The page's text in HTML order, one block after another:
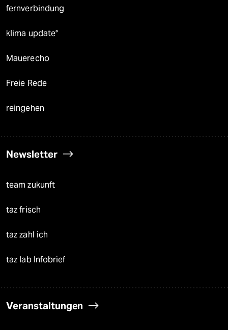
fernverbindung
klima update°
Mauerecho
Freie Rede
reingehen
Newsletter
team zukunft
taz frisch
taz zahl ich
taz lab Infobrief
Veranstaltungen